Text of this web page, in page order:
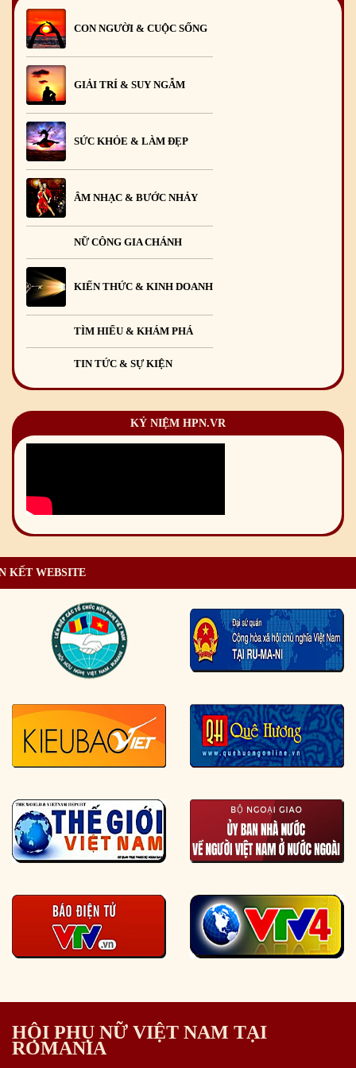
CON NGƯỜI & CUỘC SỐNG
GIẢI TRÍ & SUY NGẪM
SỨC KHỎE & LÀM ĐẸP
ÂM NHẠC & BƯỚC NHẢY
NỮ CÔNG GIA CHÁNH
KIẾN THỨC & KINH DOANH
TÌM HIỂU & KHÁM PHÁ
TIN TỨC & SỰ KIỆN
KỶ NIỆM HPN.VR
KẾT WEBSITE
HỘI PHỤ NỮ VIỆT NAM TẠI
ROMANIA